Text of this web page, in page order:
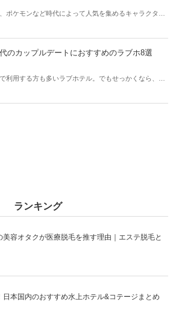
ポケモンなど時代によって人気を集めるキャラクター
う。
代のカップルデートにおすすめのラブホ8選
利用する方も多いラブホテル。でもせっかくなら、キ
ランキング
美容オタクが医療脱毛を推す理由｜エステ脱毛と
日本国内のおすすめ水上ホテル&コテージまとめ